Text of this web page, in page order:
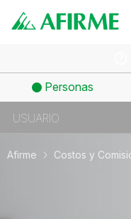
Personas
Afirme Costos y